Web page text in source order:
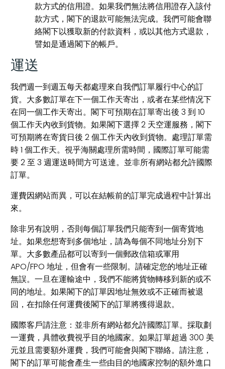
款方式的信用證。如果我們無法將信用證存入該付
款方式，閣下的退款可能無法完成。我們可能會聯
絡閣下以獲取新的付款資料，或以其他方式退款，
譬如是通過閣下的帳戶。
運送
我們週一到週五每天都處理來自我們訂單履行中心的訂
貨。大多數訂單在下一個工作天寄出，或者在某些情况下
在同一個工作天寄出。閣下可預期在訂單寄出後 3 到 10
個工作天內收到貨物。如果閣下選擇 2 天空運服務，閣下
可預期將在寄貨日後 2 個工作天內收到貨物。處理訂單需
時 1 個工作天。視乎海關處理所需時間，國際訂單可能需
要 2 至 3 週運送時間方可送達。並非所有網站都允許國際
訂單。
運費因網站而異，可以在結帳前的訂單完成過程中計算出
來。
除非另有說明，否則每個訂單我們只能寄到一個寄貨地
址。如果您想寄到多個地址，請為每個不同地址分別下
單。大多數產品都可以寄到一個郵政信箱或軍用
APO/FPO 地址，但會有一些限制。請確定您的地址正確
無誤。一旦在運輸途中，我們不能將貨物轉移到新的或不
同的地址。如果閣下的訂單因地址無效或不正確而被退
回，在扣除任何運費後閣下的訂單將獲得退款。
國際客戶請注意：並非所有網站都允許國際訂單。採取劃
一運費，具體收費視乎目的地國家。如果訂單超過 300 美
元並且需要額外運費，我們可能會與閣下聯絡。請注意，
閣下的訂單可能會產生一些由目的地國家控制的額外進口